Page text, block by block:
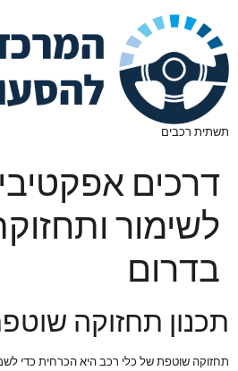
תשתית רכבים
דרכים
לשימור
בדרום
תכנון תחזוקה
תחזוקה שוטפת של כלי רכב היא הכרחית כדי